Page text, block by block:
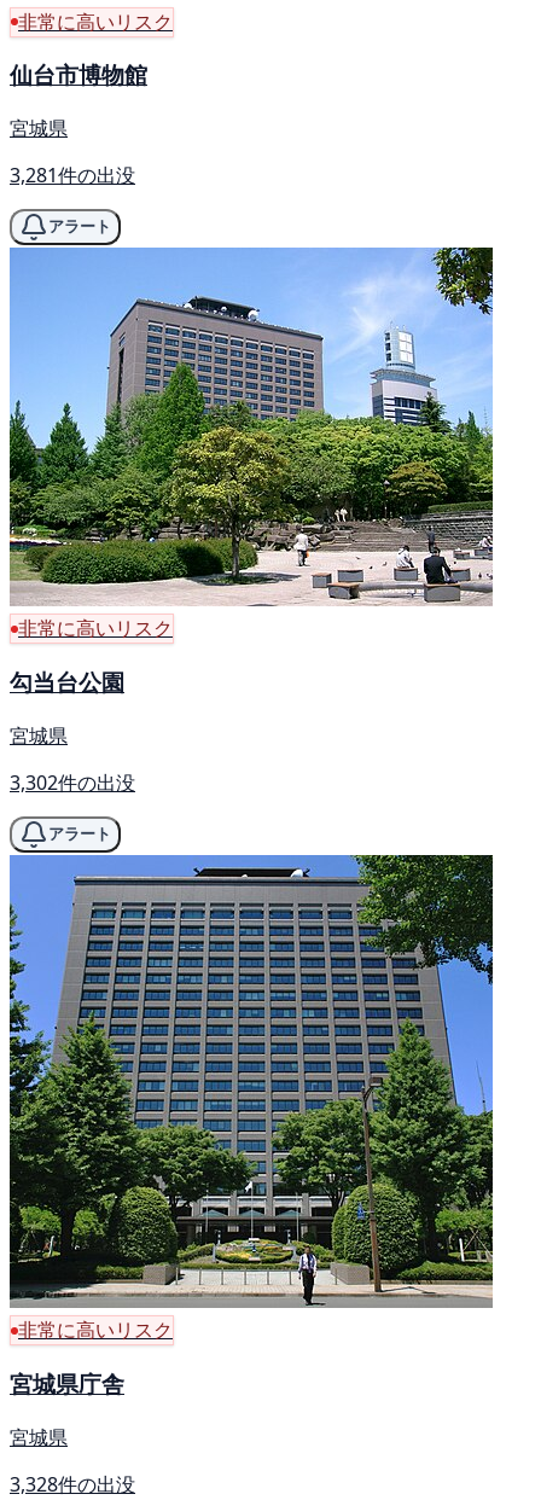
非常に高いリスク
仙台市博物館
宮城県
3,281件の出没
アラート
非常に高いリスク
勾当台公園
宮城県
3,302件の出没
アラート
非常に高いリスク
宮城県庁舎
宮城県
3,328件の出没